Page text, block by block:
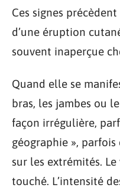
Ces signes
d’une éruption
souvent inaperçue
Quand elle se
bras, les jambes ou
façon irrégulière,
géographie », parfois
sur les extrémités.
touché. L’intensité